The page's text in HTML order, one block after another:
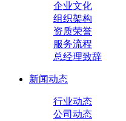
企业文化
组织架构
资质荣誉
服务流程
总经理致辞
新闻动态
行业动态
公司动态